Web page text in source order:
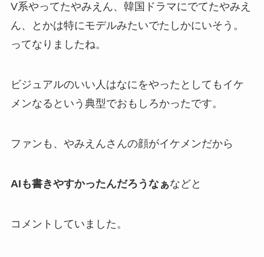
V系やってたやみえん、韓国ドラマにでてたやみえ
ん、とかは特にモデルみたいでたしかにいそう。
ってなりましたね。
ビジュアルのいい人はなにをやったとしてもイケ
メンなる という典型でおもしろかったです。
ファンも、やみえんさんの顔がイケメンだから
AIも書きやすかったんだろうなぁなどと
コメントしていました。